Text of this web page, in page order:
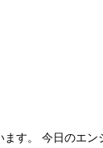
ます。 今日のエ